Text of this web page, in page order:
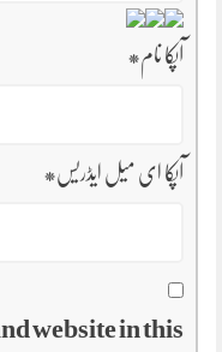
آپکا نام*
آپکا ای میل ایڈریس*
website in this